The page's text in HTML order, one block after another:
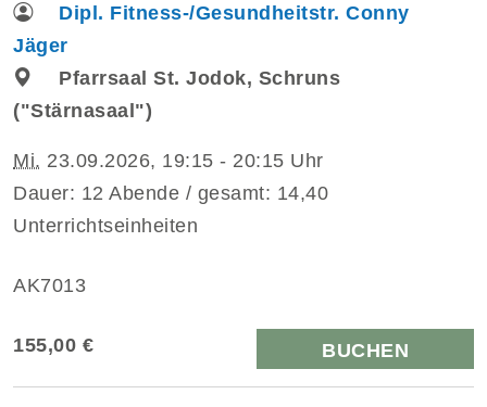
Dipl. Fitness-/Gesundheitstr. Conny
Jäger
Pfarrsaal St. Jodok, Schruns
("Stärnasaal")
Mi. 23.09.2026, 19:15 - 20:15 Uhr
Dauer: 12 Abende / gesamt: 14,40
Unterrichtseinheiten
AK7013
155,00 € BUCHEN